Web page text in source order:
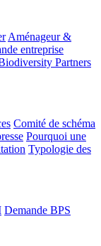
Aménageur &
entreprise
Partners
Comité de schéma
Pourquoi une
Typologie des
Demande BPS